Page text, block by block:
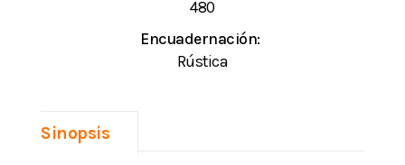
480
Encuadernación:
Rústica
Sinopsis